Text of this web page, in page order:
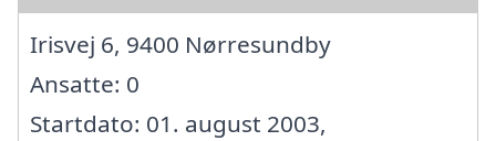
Irisvej 6, 9400 Nørresundby
Ansatte: 0
Startdato: 01. august 2003,